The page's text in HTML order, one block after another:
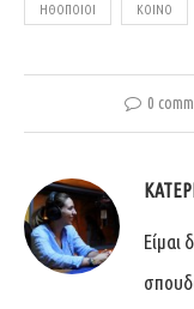
ΗΘΟΠΟΙΟΊ ΚΟΙΝΌ
0
Είμαι